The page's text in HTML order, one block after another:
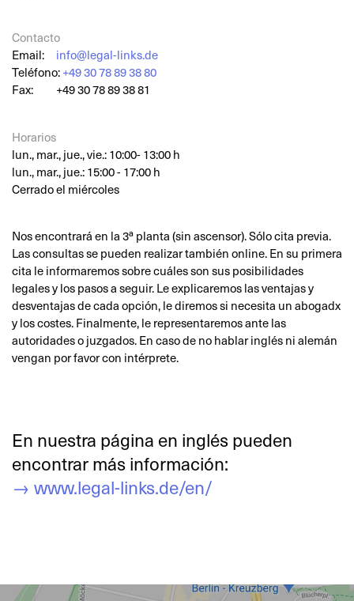
Contacto
Email:
info@legal-links.de
Teléfono:+49 30 78 89 38 80
Fax:
+49 30 78 89 38 81
Horarios
lun., mar., jue., vie.: 10:00- 13:00 h
lun., mar., jue.: 15:00 - 17:00 h
Cerrado el miércoles
Nos encontrará en la 3ª planta (sin ascensor). Sólo cita previa.
Las consultas se pueden realizar también online. En su primera
cita le informaremos sobre cuáles son sus posibilidades
legales y los pasos a seguir. Le explicaremos las ventajas y
desventajas de cada opción, le diremos si necesita un abogadx
y los costes. Finalmente, le representaremos ante las
autoridades o juzgados. En caso de no hablar inglés ni alemán
vengan por favor con intérprete.
En nuestra página en inglés pueden
encontrar más información:
→ www.legal-links.de/en/